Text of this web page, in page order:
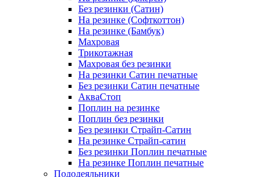
Без резинки (Сатин)
На резинке (Софткоттон)
На резинке (Бамбук)
Махровая
Трикотажная
Махровая без резинки
На резинки Сатин печатные
Без резинки Сатин печатные
АкваСтоп
Поплин на резинке
Поплин без резинки
Без резинки Страйп-Сатин
На резинке Страйп-сатин
Без резинки Поплин печатные
На резинке Поплин печатные
Пододеяльники